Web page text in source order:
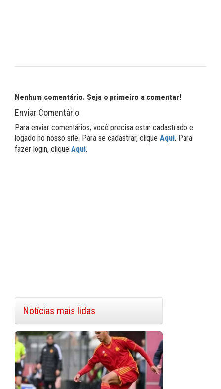
Nenhum comentário. Seja o primeiro a comentar!
Enviar Comentário
Para enviar comentários, você precisa estar cadastrado e
logado no nosso site. Para se cadastrar, clique Aqui. Para
fazer login, clique Aqui.
Notícias mais lidas